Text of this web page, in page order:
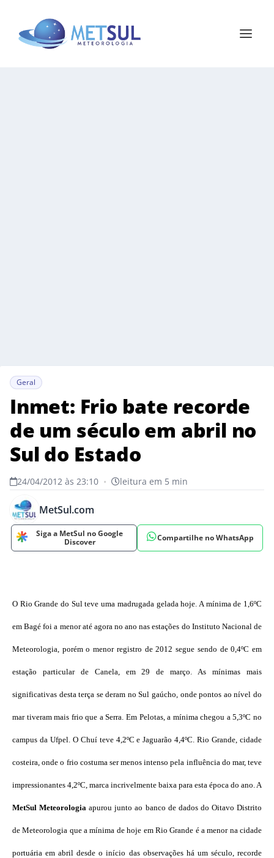
Geral
Inmet: Frio bate recorde
de um século em abril no
Sul do Estado
24/04/2012 às 23:10 • leitura em 5 min
MetSul.com
Siga a MetSul no Google
Discover
Compartilhe no WhatsApp
O Rio Grande do Sul teve uma madrugada gelada hoje. A mínima de 1,6ºC
em Bagé foi a menor até agora no ano nas estações do Instituto Nacional de
Meteorologia, porém o menor registro de 2012 segue sendo de 0,4ºC em
estação particular de Canela, em 29 de março. As mínimas mais
significativas desta terça se deram no Sul gaúcho, onde pontos ao nível do
mar tiveram mais frio que a Serra. Em Pelotas, a mínima chegou a 5,3ºC no
campus da Ufpel. O Chuí teve 4,2ºC e Jaguarão 4,4ºC. Rio Grande, cidade
costeira, onde o frio costuma ser menos intenso pela influência do mar, teve
impressionantes 4,2ºC, marca incrivelmente baixa para esta época do ano. A
MetSul Meteorologia apurou junto ao banco de dados do Oitavo Distrito
de Meteorologia que a mínima de hoje em Rio Grande é a menor na cidade
portuária em abril desde o início das observações há um século, recorde